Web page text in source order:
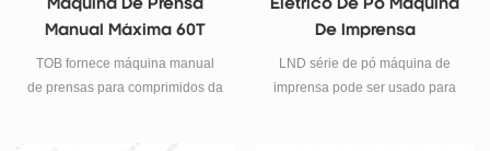
Máquina De Prensa
Manual Máxima 60T
TOB fornece máquina manual
de prensas para comprimidos da
Elétrico De Pó Máquina
De Imprensa
LND série de pó máquina de
imprensa pode ser usado para